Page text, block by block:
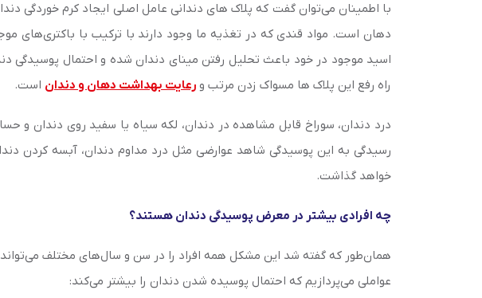
با اطمینان می‌توان گفت که پلاک های دندانی عامل اصلی ایجاد کرم خوردگی
دهان است. مواد قندی که در تغذیه ما وجود دارند با ترکیب با باکتری‌های
اسید موجود در خود باعث تحلیل رفتن مینای دندان شده و احتمال
راه رفع این پلاک ها مسواک زدن مرتب و رعایت بهداشت دهان و دندان است.
درد دندان، سوراخ قابل مشاهده در دندان، لکه سیاه یا سفید روی دندان و
رسیدگی به این پوسیدگی شاهد عوارضی مثل درد مداوم دندان، آبسه کردن
خواهد گذاشت.
چه افرادی بیشتر در معرض پوسیدگی دندان هستند؟
همان‌طور که گفته شد این مشکل همه افراد را در سن و سال‌های مختلف می‌تواند
عواملی می‌پردازیم که احتمال پوسیده شدن دندان را بیشتر می‌کند: